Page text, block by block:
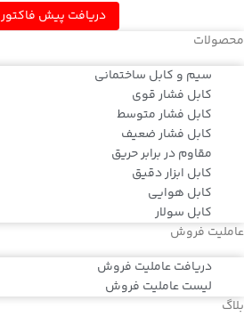
دریافت پیش فاکتور
محصولات
سیم و کابل ساختمانی
کابل فشار قوی
کابل فشار متوسط
کابل فشار ضعیف
مقاوم در برابر حریق
کابل ابزار دقیق
کابل هوایی
کابل سولار
عاملیت فروش
دریافت عاملیت فروش
لیست عاملیت فروش
بلاگ